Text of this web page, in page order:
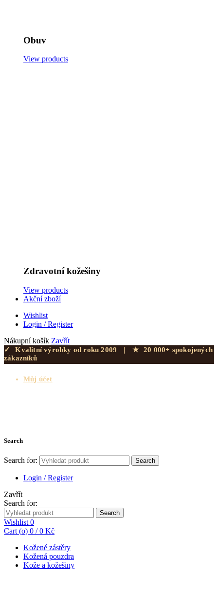
Obuv
View products
Zdravotní kožešiny
View products
Akční zboží
Wishlist
Login / Register
Nákupní košík Zavřít
✓ Kvalitní výrobky od roku 2009 | ★
20 000+ spokojených
zákazníků
Můj účet
Search
Search for: Search
Login / Register
Zavřít
Search for:
Search
Wishlist 0
Cart (o) 0 / 0 Kč
Kožené zástěry
Kožená pouzdra
Kože a kožešiny